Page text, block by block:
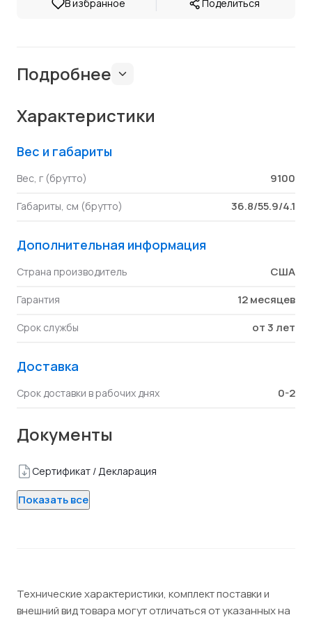
В избранное Поделиться
Подробнее
Характеристики
Вес и габариты
Вес, г (брутто) 9100
Габариты, см (брутто) 36.8/55.9/4.1
Дополнительная информация
Страна производитель США
Гарантия 12 месяцев
Срок службы от 3 лет
Доставка
Срок доставки в рабочих днях 0-2
Документы
Сертификат / Декларация
Показать все
Технические характеристики, комплект поставки и
внешний вид товара могут отличаться от указанных на